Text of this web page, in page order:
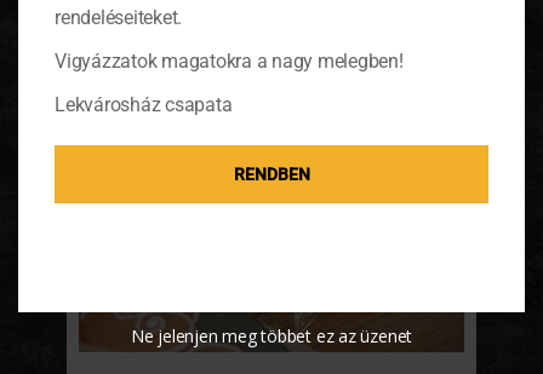
rendeléseiteket.
Vigyázzatok magatokra a nagy melegben!
Lekvárosház csapata
RENDBEN
Ne jelenjen meg többet ez az üzenet